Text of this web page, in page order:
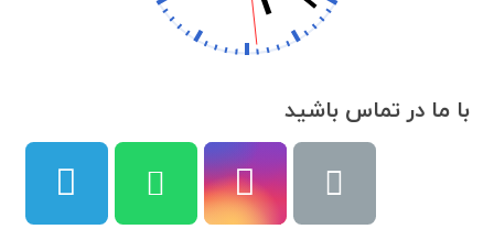
با ما در تماس باشید